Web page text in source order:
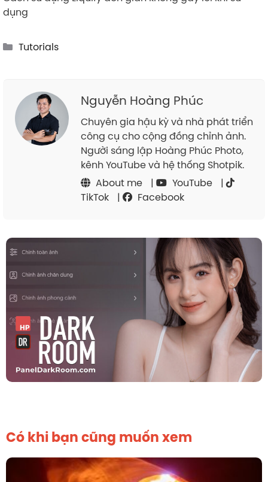
dụng
Categories
Tutorials
Nguyễn Hoàng Phúc
Chuyên gia hậu kỳ và nhà phát triển
công cụ cho cộng đồng chỉnh ảnh.
Người sáng lập Hoàng Phúc Photo,
kênh YouTube và hệ thống Shotpik.
About me
| YouTube
|
TikTok
| Facebook
Có khi bạn cũng muốn xem